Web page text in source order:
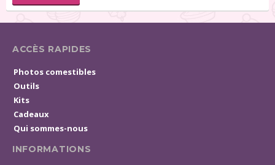
ACCÈS RAPIDES
Photos comestibles
Outils
Kits
Cadeaux
Qui sommes-nous
INFORMATIONS